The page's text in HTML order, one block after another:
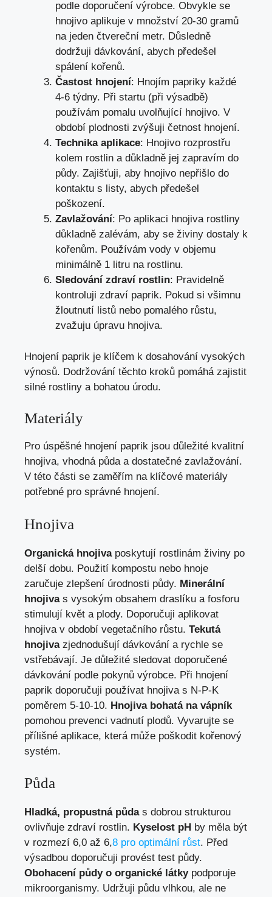
podle doporučení výrobce. Obvykle se
hnojivo aplikuje v množství 20-30 gramů
na jeden čtvereční metr. Důsledně
dodržuji dávkování, abych předešel
spálení kořenů.
Častost hnojení: Hnojím papriky každé
4-6 týdny. Při startu (při výsadbě)
používám pomalu uvolňující hnojivo. V
období plodnosti zvýšuji četnost hnojení.
Technika aplikace: Hnojivo rozprostřu
kolem rostlin a důkladně jej zapravím do
půdy. Zajišťuji, aby hnojivo nepřišlo do
kontaktu s listy, abych předešel
poškození.
Zavlažování: Po aplikaci hnojiva rostliny
důkladně zalévám, aby se živiny dostaly k
kořenům. Používám vody v objemu
minimálně 1 litru na rostlinu.
Sledování zdraví rostlin: Pravidelně
kontroluji zdraví paprik. Pokud si všimnu
žloutnutí listů nebo pomalého růstu,
zvažuju úpravu hnojiva.
Hnojení paprik je klíčem k dosahování vysokých
výnosů. Dodržování těchto kroků pomáhá zajistit
silné rostliny a bohatou úrodu.
Materiály
Pro úspěšné hnojení paprik jsou důležité kvalitní
hnojiva, vhodná půda a dostatečné zavlažování.
V této části se zaměřím na klíčové materiály
potřebné pro správné hnojení.
Hnojiva
Organická hnojivaposkytují rostlinám živiny po
delší dobu. Použití kompostu nebo hnoje
zaručuje zlepšení úrodnosti půdy. Minerální
hnojivas vysokým obsahem draslíku a fosforu
stimulují květ a plody. Doporučuji aplikovat
hnojiva v období vegetačního růstu. Tekutá
hnojivazjednodušují dávkování a rychle se
vstřebávají. Je důležité sledovat doporučené
dávkování podle pokynů výrobce. Při hnojení
paprik doporučuji používat hnojiva s N-P-K
poměrem 5-10-10. Hnojiva bohatá na vápník
pomohou prevenci vadnutí plodů. Vyvarujte se
přílišné aplikace, která může poškodit kořenový
systém.
Půda
Hladká, propustná půdas dobrou strukturou
ovlivňuje zdraví rostlin. Kyselost pH by měla být
v rozmezí 6,0 až 6,8 pro optimální růst. Před
výsadbou doporučuji provést test půdy.
Obohacení půdy o organické látkypodporuje
mikroorganismy. Udržuji půdu vlhkou, ale ne